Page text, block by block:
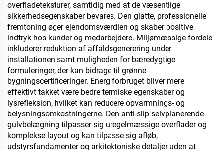
overfladeteksturer, samtidig med at de væsentlige
sikkerhedsegenskaber bevares. Den glatte, professionelle
fremtoning øger ejendomsværdien og skaber positive
indtryk hos kunder og medarbejdere. Miljømæssige fordele
inkluderer reduktion af affaldsgenerering under
installationen samt muligheden for bæredygtige
formuleringer, der kan bidrage til grønne
bygningscertificeringer. Energiforbruget bliver mere
effektivt takket være bedre termiske egenskaber og
lysrefleksion, hvilket kan reducere opvarmnings- og
belysningsomkostningerne. Den anti-slip selvplanerende
gulvbelægning tilpasser sig uregelmæssige overflader og
komplekse layout og kan tilpasse sig afløb,
udstyrsfundamenter og arkitektoniske detaljer uden at